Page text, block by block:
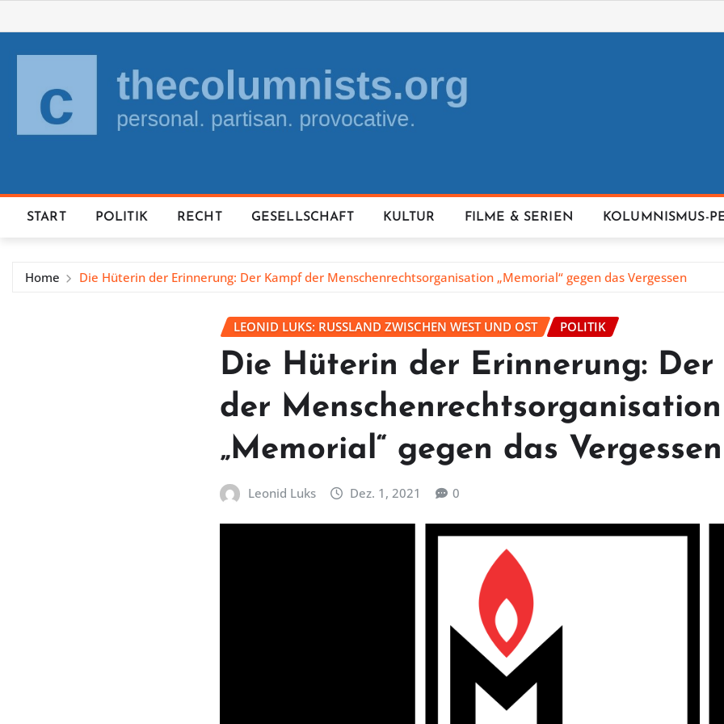
to
content
START POLITIK RECHT GESELLSCHAFT KULTUR FILME & SERIEN KOLUMNISMUS-
Home Die Hüterin der Erinnerung: Der Kampf der Menschenrechtsorganisation „Memorial“ gegen das Vergessen
LEONID LUKS: RUSSLAND ZWISCHEN WEST UND OST POLITIK
Die Hüterin der Erinnerung:
der Menschenrechtsorganisation
„Memorial“ gegen das Vergessen
Leonid Luks Dez. 1, 2021 0